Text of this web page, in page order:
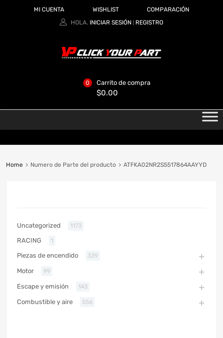
MI CUENTA WISHLIST
COMPARACIÓN
HOLA. INICIAR SESIÓN REGISTRO
Carrito de compra
$0.00
0
Home Numero de Parte del producto ATFKA02NR2S5517864AAYYD
Uncategorized 1173
RACING 1
Piezas de encendido 339
Motor 99
Escape y emisión 143
Combustible y aire 556